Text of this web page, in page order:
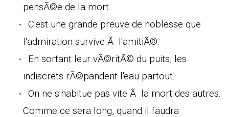
pensÃ©e de la mort.
C'est une grande preuve de noblesse que
l'admiration survive Ã l'amitiÃ©.
En sortant leur vÃ©ritÃ© du puits, les
indiscrets rÃ©pandent l'eau partout.
On ne s'habitue pas vite Ã la mort des autres.
Comme ce sera long, quand il faudra